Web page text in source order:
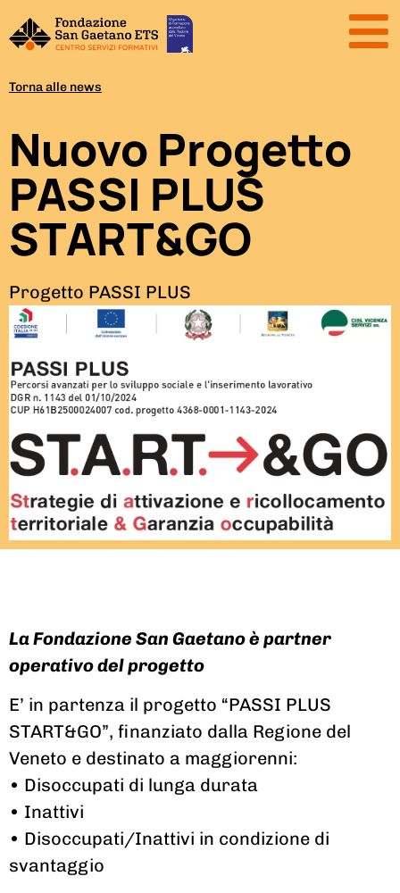
Torna alle news
Nuovo Progetto
PASSI PLUS
START&GO
Progetto PASSI PLUS
La Fondazione San Gaetano è partner
operativo del progetto
E’ in partenza il progetto “PASSI PLUS
START&GO”, finanziato dalla Regione del
Veneto e destinato a maggiorenni:
• Disoccupati di lunga durata
• Inattivi
• Disoccupati/Inattivi in condizione di
svantaggio